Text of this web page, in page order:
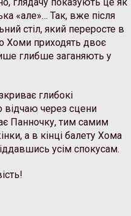
глядачу показують це як
«але»… Так, вже після
стіл, який переросте в
Хоми приходять двоє
глибше заганяють у
глибокі
відчаю через сцени
Панночку, тим самим
а в кінці балету Хома
усім спокусам.